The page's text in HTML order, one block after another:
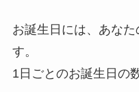
お誕生日には、あな
す。
1日ごとのお誕生日の